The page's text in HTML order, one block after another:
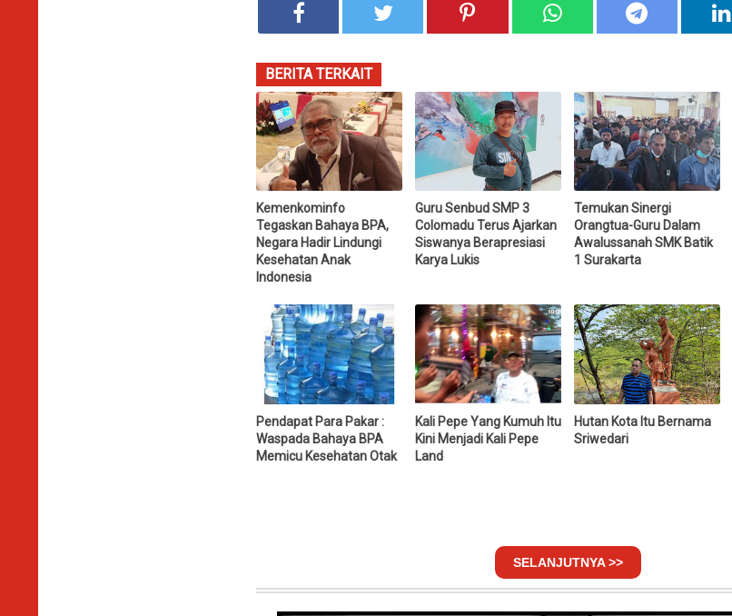
BERITA TERKAIT
Kemenkominfo
Tegaskan Bahaya BPA,
Negara Hadir Lindungi
Kesehatan Anak
Indonesia
Guru Senbud SMP 3
Colomadu Terus Ajarkan
Siswanya Berapresiasi
Karya Lukis
Temukan Sinergi
Orangtua-Guru Dalam
Awalussanah SMK Batik
1 Surakarta
Pendapat Para Pakar :
Waspada Bahaya BPA
Memicu Kesehatan Otak
Kali Pepe Yang Kumuh Itu
Kini Menjadi Kali Pepe
Land
Hutan Kota Itu Bernama
Sriwedari
SELANJUTNYA >>